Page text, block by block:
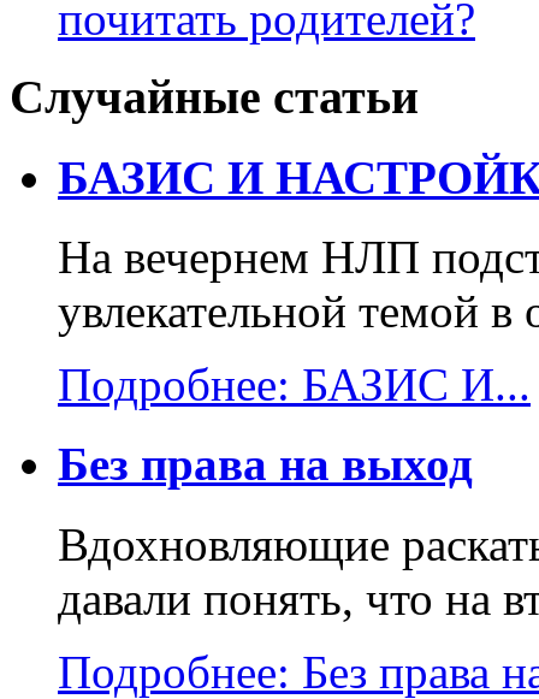
почитать родителей?
Случайные статьи
БАЗИС И
На вечернем НЛП
увлекательной темой
Подробнее: БАЗИС И...
Без права на выход
Вдохновляющие
давали понять, что на
Подробнее: Без права